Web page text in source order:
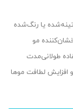
تومان یا رنگ‌شده
مو
طولانی‌مدت
لطافت موها